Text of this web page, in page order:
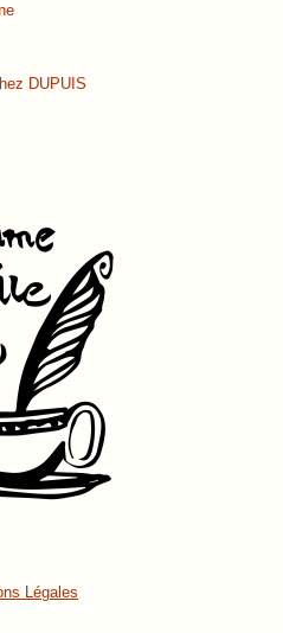
DUPUIS
Légales